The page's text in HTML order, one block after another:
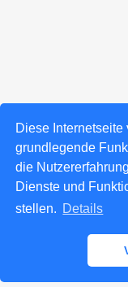
Diese
grundlegende
die
Dienste und
stellen. Details